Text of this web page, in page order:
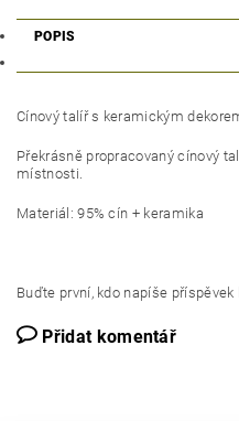
POPIS
Cínový talíř s keramickým
Překrásně propracovaný cínový
místnosti.
Materiál: 95% cín + keramika
Buďte první, kdo napíše příspěvek
Přidat komentář